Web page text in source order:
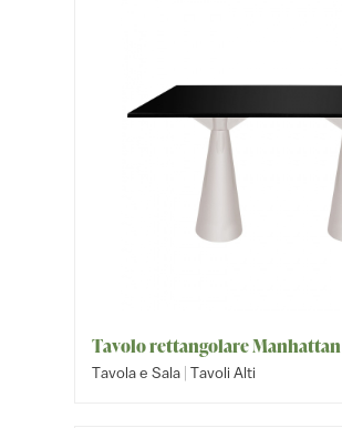
Tavolo rettangolare Manhattan
Tavola e Sala | Tavoli Alti